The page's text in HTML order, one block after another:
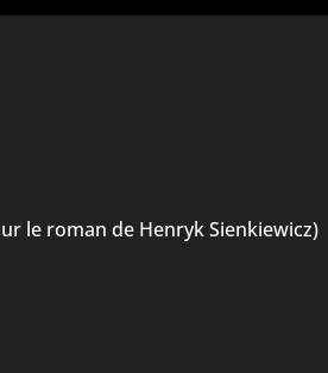
le roman de Henryk Sienkiewicz)